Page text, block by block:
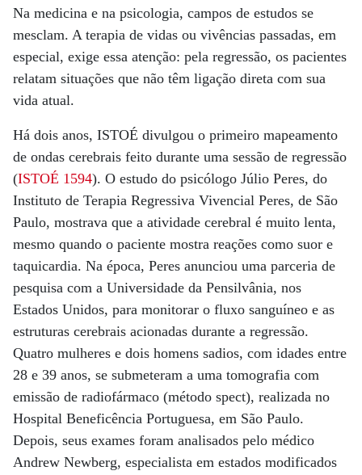
Na medicina e na psicologia, campos de estudos se
mesclam. A terapia de vidas ou vivências passadas, em
especial, exige essa atenção: pela regressão, os pacientes
relatam situações que não têm ligação direta com sua
vida atual.
Há dois anos, ISTOÉ divulgou o primeiro mapeamento
de ondas cerebrais feito durante uma sessão de regressão
(ISTOÉ 1594). O estudo do psicólogo Júlio Peres, do
Instituto de Terapia Regressiva Vivencial Peres, de São
Paulo, mostrava que a atividade cerebral é muito lenta,
mesmo quando o paciente mostra reações como suor e
taquicardia. Na época, Peres anunciou uma parceria de
pesquisa com a Universidade da Pensilvânia, nos
Estados Unidos, para monitorar o fluxo sanguíneo e as
estruturas cerebrais acionadas durante a regressão.
Quatro mulheres e dois homens sadios, com idades entre
28 e 39 anos, se submeteram a uma tomografia com
emissão de radiofármaco (método spect), realizada no
Hospital Beneficência Portuguesa, em São Paulo.
Depois, seus exames foram analisados pelo médico
Andrew Newberg, especialista em estados modificados